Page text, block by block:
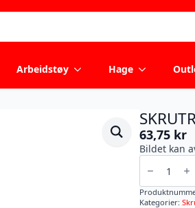
Arbeidstøy Hage
63,75 kr
Bildet kan
SL
0,6X3,5X100
antall
Kategorier: